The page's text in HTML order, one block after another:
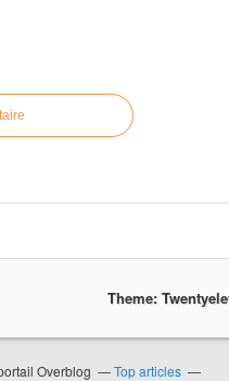
Theme:
Overblog
Top articles